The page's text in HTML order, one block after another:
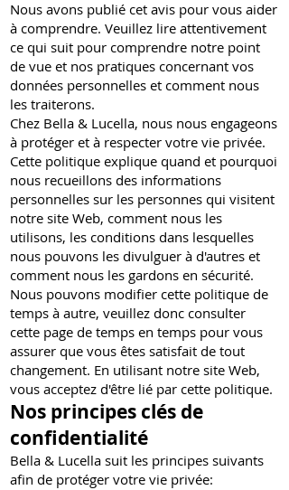
Nous avons publié cet avis pour vous aider
à comprendre. Veuillez lire attentivement
ce qui suit pour comprendre notre point
de vue et nos pratiques concernant vos
données personnelles et comment nous
les traiterons.
Chez Bella & Lucella, nous nous engageons
à protéger et à respecter votre vie privée.
Cette politique explique quand et pourquoi
nous recueillons des informations
personnelles sur les personnes qui visitent
notre site Web, comment nous les
utilisons, les conditions dans lesquelles
nous pouvons les divulguer à d'autres et
comment nous les gardons en sécurité.
Nous pouvons modifier cette politique de
temps à autre, veuillez donc consulter
cette page de temps en temps pour vous
assurer que vous êtes satisfait de tout
changement. En utilisant notre site Web,
vous acceptez d'être lié par cette politique.
Nos principes clés de
confidentialité
Bella & Lucella suit les principes suivants
afin de protéger votre vie privée: